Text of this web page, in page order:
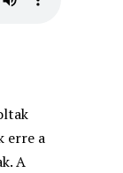
erre a
A